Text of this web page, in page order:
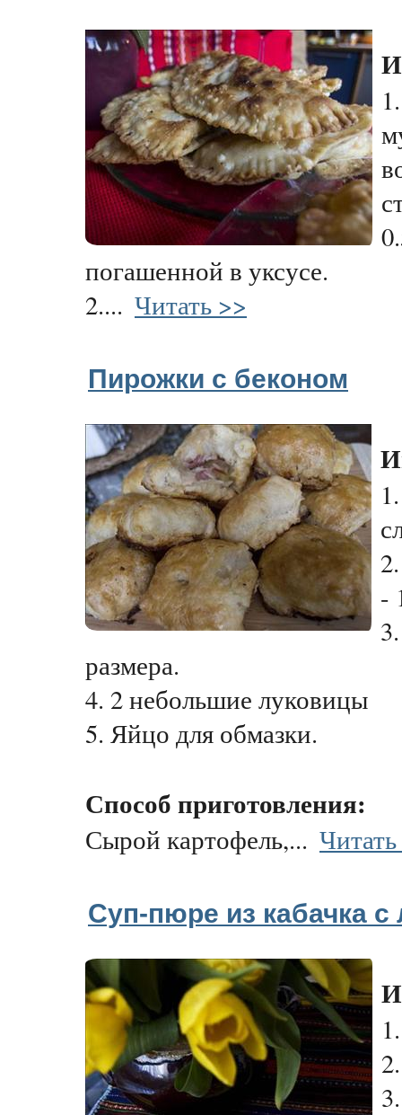
погашенной в уксусе.
2.... Читать >>
Пирожки с беконом
-
размера.
4. 2 небольшие луковицы
5. Яйцо для обмазки.
Способ приготовления:
Сырой картофель,...
Суп-пюре из кабачка с